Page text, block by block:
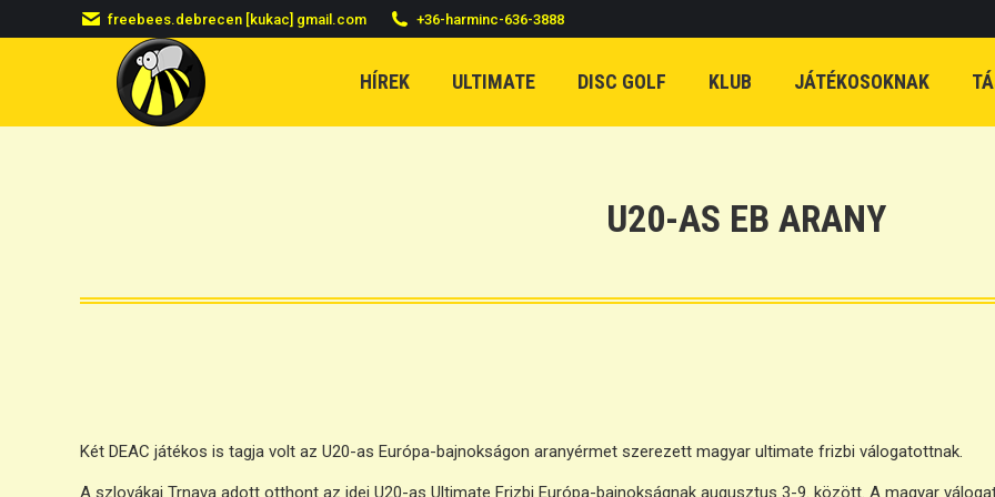
freebees.debrecen [kukac] gmail.com +36-harminc-636-3888
HÍREK ULTIMATE DISC GOLF KLUB JÁTÉKOSOKNAK
U20-AS EB ARANY
Két DEAC játékos is tagja volt az U20-as Európa-bajnokságon aranyérmet szerezett magyar ultimate frizbi válogatottnak.
A szlovákai Trnava adott otthont az idei U20-as Ultimate Frizbi Európa-bajnokságnak augusztus 3-9. között. A magyar